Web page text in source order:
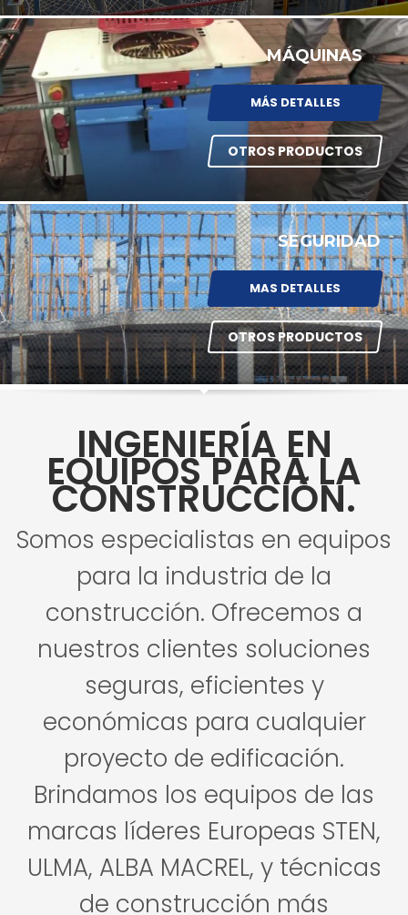
MÁQUINAS
MÁS DETALLES
OTROS PRODUCTOS
SEGURIDAD
MAS DETALLES
OTROS PRODUCTOS
INGENIERÍA EN
EQUIPOS PARA LA
CONSTRUCCIÓN.
Somos especialistas en equipos
para la industria de la
construcción. Ofrecemos a
nuestros clientes soluciones
seguras, eficientes y
económicas para cualquier
proyecto de edificación.
Brindamos los equipos de las
marcas líderes Europeas STEN,
ULMA, ALBA MACREL, y técnicas
de construcción más